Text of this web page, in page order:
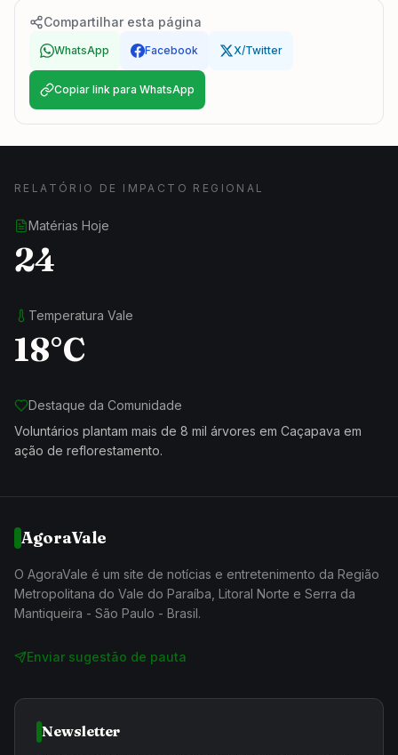
Compartilhar esta página
WhatsApp Facebook X/Twitter
Copiar link para WhatsApp
RELATÓRIO DE IMPACTO REGIONAL
Matérias Hoje
24
Temperatura Vale
18°C
Destaque da Comunidade
Voluntários plantam mais de 8 mil árvores em Caçapava em
ação de reflorestamento.
AgoraVale
O AgoraVale é um site de notícias e entretenimento da Região
Metropolitana do Vale do Paraíba, Litoral Norte e Serra da
Mantiqueira - São Paulo - Brasil.
Enviar sugestão de pauta
Newsletter